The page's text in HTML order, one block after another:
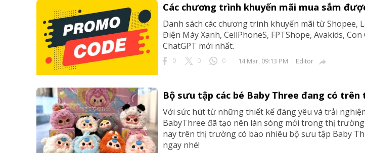
Các chương trình khuyến mãi mua sắm
Danh sách các chương trình khuyến mãi từ Shopee,
Điện Máy Xanh, CellPhoneS, FPTShope, Avakids,
ChatGPT mới nhất.
0 0 0 14 Mar, 09:13 PM Editor 
Bộ sưu tập các bé Baby Three đang có
Với sức hút từ những thiết kế đáng yêu và trải
BabyThree đã tạo nên làn sóng mới trong thị trường
nay trên thị trường có bao nhiêu bộ sưu tập Baby
ngay nhé!